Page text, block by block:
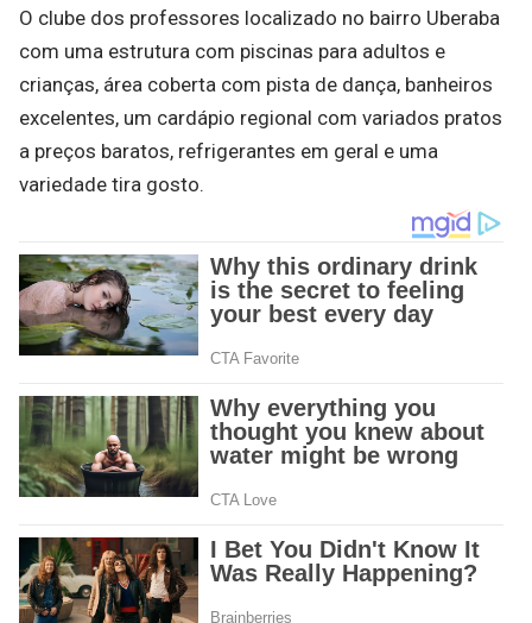
O clube dos professores localizado no bairro Uberaba
com uma estrutura com piscinas para adultos e
crianças, área coberta com pista de dança, banheiros
excelentes, um cardápio regional com variados pratos
a preços baratos, refrigerantes em geral e uma
variedade tira gosto.